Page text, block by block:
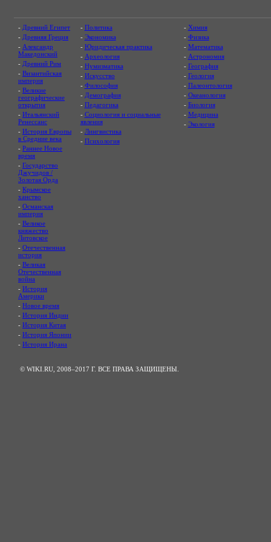
- Древний Египет
- Древняя Греция
- Александр
Македонский
- Древний Рим
- Византийская
империя
- Великие
географические
открытия
- Итальянский
Ренессанс
- История Европы
в Средние века
- Раннее Новое
время
- Государство
Джучидов /
Золотая Орда
- Крымское
ханство
- Османская
империя
- Великое
княжество
Литовское
- Отечественная
история
- Великая
Отечественная
война
- История
Америки
- Новое время
- История Индии
- История Китая
- История Японии
- История Ирана
- Политика
- Экономика
- Юридическая практика
- Археология
- Нумизматика
- Искусство
- Философия
- Демография
- Педагогика
- Социология и социальные
явления
- Лингвистика
- Психология
- Химия
- Физика
- Математика
- Астрономия
- География
- Геология
- Палеонтология
- Океанология
- Биология
- Медицина
- Экология
© WIKI.RU, 2008–2017 Г. ВСЕ ПРАВА ЗАЩИЩЕНЫ.